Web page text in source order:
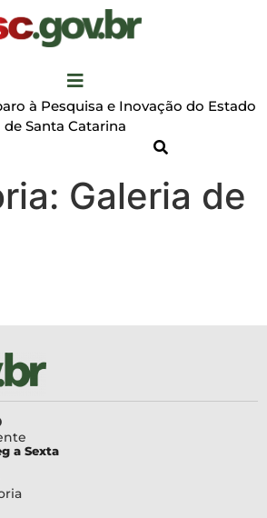
à Pesquisa e Inovação do Estado
de Santa Catarina
Galeria de
a Sexta